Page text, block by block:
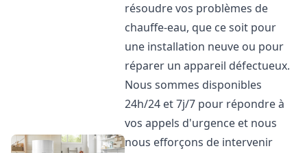
résoudre vos problèmes de
chauffe-eau, que ce soit pour
une installation neuve ou pour
réparer un appareil défectueux.
Nous sommes disponibles
24h/24 et 7j/7 pour répondre à
vos appels d'urgence et nous
nous efforçons de intervenir